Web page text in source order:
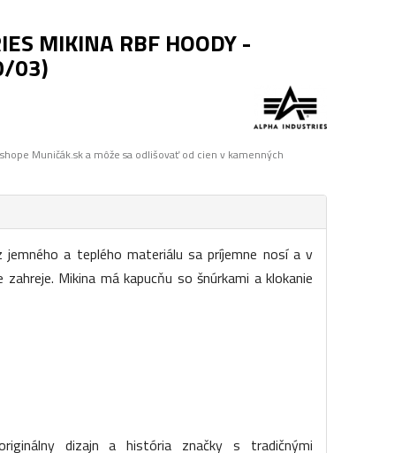
MIKINA RBF HOODY -
03)
Muničák.sk a môže sa odlišovať od cien v kamenných
jemného a teplého materiálu sa príjemne nosí a v
zahreje. Mikina má kapucňu so šnúrkami a klokanie
dizajn a história značky s tradičnými